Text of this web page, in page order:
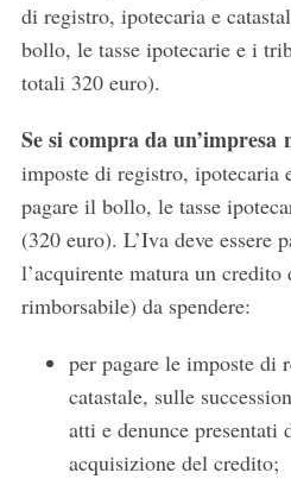
di registro, ipotecaria e
bollo, le tasse ipotecarie e i
totali 320 euro).
Se si compra da un’impresa
imposte di registro, ipotecaria
pagare il bollo, le tasse
(320 euro). L’Iva deve essere
l’acquirente matura un credito
rimborsabile) da spendere:
per pagare le imposte di
catastale, sulle
atti e denunce presentati
acquisizione del credito;